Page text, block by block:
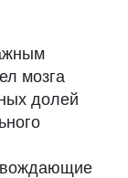
мозга
долей